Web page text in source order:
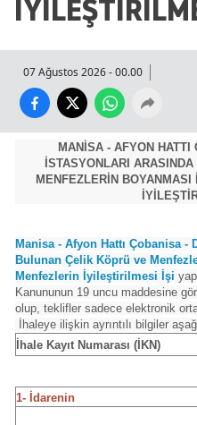
07 Ağustos 2026 - 00.00
MANİSA - AFYON HATTI
İSTASYONLARI
MENFEZLERİN
Manisa - Afyon Hattı Çobanisa -
Bulunan Çelik Köprü ve
Menfezlerin İyileştirilmesi İşi
Kanununun 19 uncu maddesine
olup, teklifler sadece elektronik
İhaleye ilişkin ayrıntılı bilgiler
İhale Kayıt Numarası (İKN)
1- İdarenin